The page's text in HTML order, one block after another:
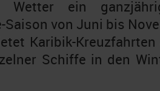
Wetter ein
von Juni bis
Karibik-
Schiffe in den